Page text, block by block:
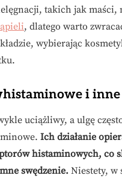
takich jak maści,
, dlatego warto
wybierając
i
uciążliwy, a ulgę
Ich działanie
histaminowych, co
swędzenie.Niestety, w